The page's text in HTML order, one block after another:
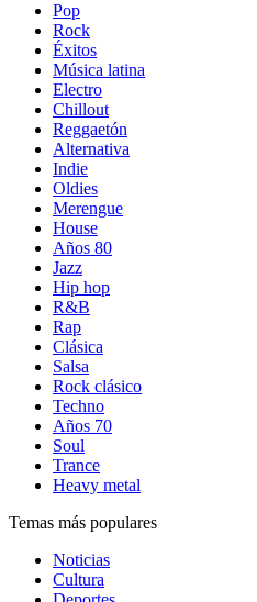
Pop
Rock
Éxitos
Música latina
Electro
Chillout
Reggaetón
Alternativa
Indie
Oldies
Merengue
House
Años 80
Jazz
Hip hop
R&B
Rap
Clásica
Salsa
Rock clásico
Techno
Años 70
Soul
Trance
Heavy metal
Temas más populares
Noticias
Cultura